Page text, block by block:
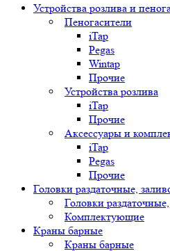
Устройства розлива и
Пеногасители
iTap
Pegas
Wintap
Прочие
Устройства розлива
iTap
Прочие
Аксессуары и
iTap
Pegas
Прочие
Головки раздаточные,
Головки
Комплектующие
Краны барные
Краны барные